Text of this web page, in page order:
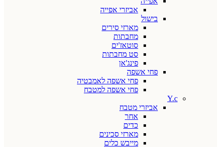
אביזרי אפייה
בישול
מארזי סירים
מחבתות
סוטאז'ים
סט מחבתות
פינג'אן
פחי אשפה
פחי אשפה לאמבטיה
פחי אשפה למטבח
Y.c
אביזרי מטבח
אחר
כדים
מארזי סכינים
מייבש כלים